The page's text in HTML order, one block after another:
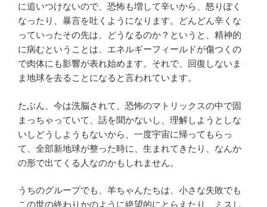
に追いつけないので、恐怖も増して辛いから、怒りぽく
なったり、暴言を吐くようになります。どんどん辛くな
っていったその先は、どうなるのか？というと、精神的
に病むということは、エネルギーフィールドが傷つくの
で肉体にも影響が表れ始めます。それで、回復しないま
ま地球を去ることになると言われています。
たぶん、今は洗脳されて、恐怖のマトリックスの中で固
まっちゃっていて、話を聞かないし、理解しようとしな
いしどうしようもないから、一度宇宙に帰ってもらっ
て、全部新地球が整った時に、生まれてきたり、なんか
の形で出てくる人なのかもしれません。
うちのグループでも、羊ちゃんたちは、小さな失敗でも
この世の終わりかのように絶望的にとらえたり、ミスし